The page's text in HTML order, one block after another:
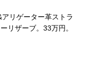
リゲーター革ストラ
リザーブ。33万円。